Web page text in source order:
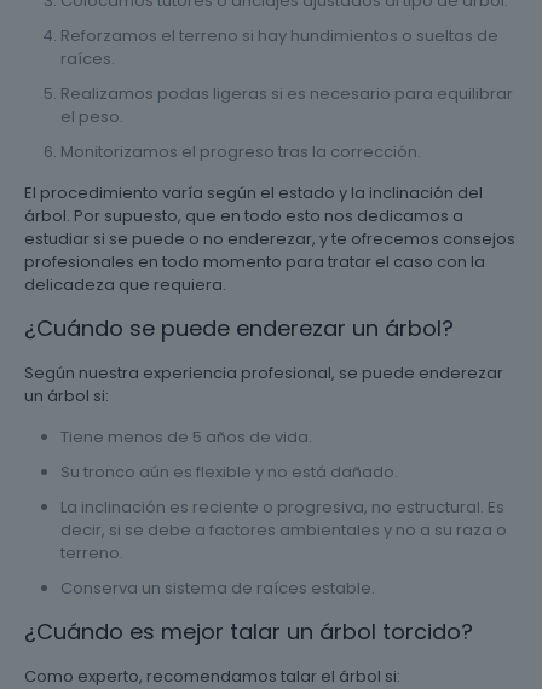
Reforzamos el terreno si hay hundimientos o sueltas de
raíces.
Realizamos podas ligeras si es necesario para equilibrar
el peso.
Monitorizamos el progreso tras la corrección.
El procedimiento varía según el estado y la inclinación del
árbol. Por supuesto, que en todo esto nos dedicamos a
estudiar si se puede o no enderezar, y te ofrecemos consejos
profesionales en todo momento para tratar el caso con la
delicadeza que requiera.
¿Cuándo se puede enderezar un árbol?
Según nuestra experiencia profesional, se puede enderezar
un árbol si:
Tiene menos de 5 años de vida.
Su tronco aún es flexible y no está dañado.
La inclinación es reciente o progresiva, no estructural. Es
decir, si se debe a factores ambientales y no a su raza o
terreno.
Conserva un sistema de raíces estable.
¿Cuándo es mejor talar un árbol torcido?
Como experto, recomendamos talar el árbol si: